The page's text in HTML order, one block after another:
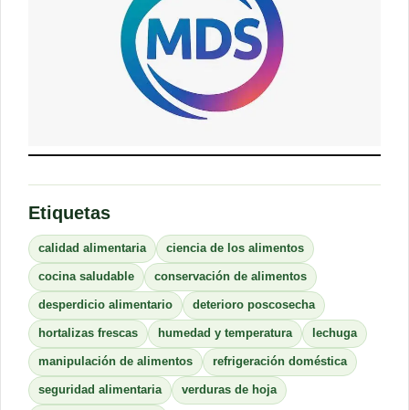
Etiquetas
calidad alimentaria ciencia de los alimentos
cocina saludable conservación de alimentos
desperdicio alimentario deterioro poscosecha
hortalizas frescas humedad y temperatura lechuga
manipulación de alimentos refrigeración doméstica
seguridad alimentaria verduras de hoja